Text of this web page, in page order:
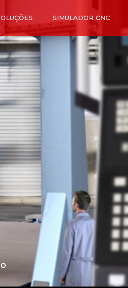
SIMULADOR CNC